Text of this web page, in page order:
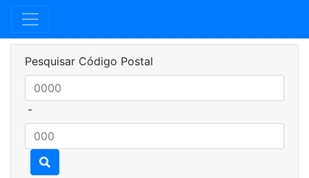
Pesquisar Código Postal
-